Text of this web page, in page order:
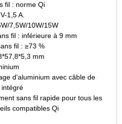
fil : norme Qi
1,5 A.
7,5W/10W/15W
fil : inférieure à 9 mm
fil : ≥73 %
mm
d'aluminium avec câble de
sans fil rapide pour tous les
compatibles Qi